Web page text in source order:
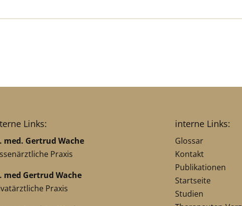
Links:
med. Gertrud Wache
Praxis
med Gertrud Wache
Praxis
interne Links:
Glossar
Kontakt
Publikationen
Startseite
Studien